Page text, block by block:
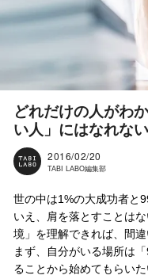
どれだけの人がわ
い人」にはなれな
2016/02/20
TABI LABO編集部
世の中は1%の大成功者と
いえ、肩を落とすことは
境」を理解できれば、間
まず、自分がいる場所は
ることから始めてもらい